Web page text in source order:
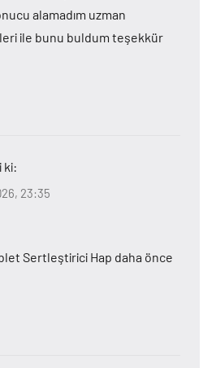
alamadım uzman
ile bunu buldum teşekkür
ki:
23:35
Sertleştirici Hap daha önce